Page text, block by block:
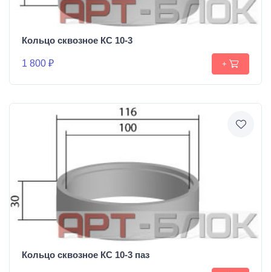
Кольцо сквозное КС 10-3
1 800 ₽ +
Кольцо сквозное КС 10-3 паз